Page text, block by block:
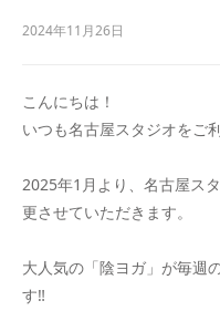
2024年11月26日
こんにちは！
いつも名古屋スタジオをご
2025年1月より、名古屋ス
更させていただきます。
大人気の「陰ヨガ」が毎週
す‼